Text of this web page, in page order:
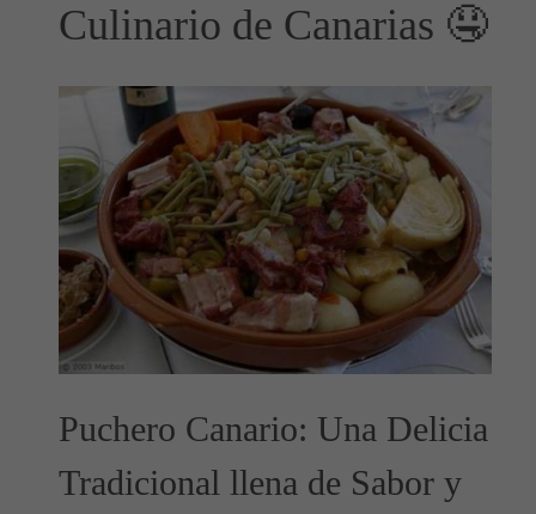
Culinario de Canarias 🤤
Puchero Canario: Una Delicia
Tradicional llena de Sabor y